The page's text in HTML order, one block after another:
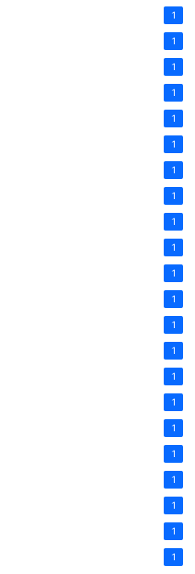
1
1
1
1
1
1
1
1
1
1
1
1
1
1
1
1
1
1
1
1
1
1